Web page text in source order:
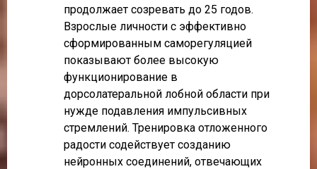
продолжает созревать до 25 годов.
Взрослые личности с эффективно
сформированным саморегуляцией
показывают более высокую
функционирование в
дорсолатеральной лобной области при
нужде подавления импульсивных
стремлений. Тренировка отложенного
радости содействует созданию
нейронных соединений, отвечающих